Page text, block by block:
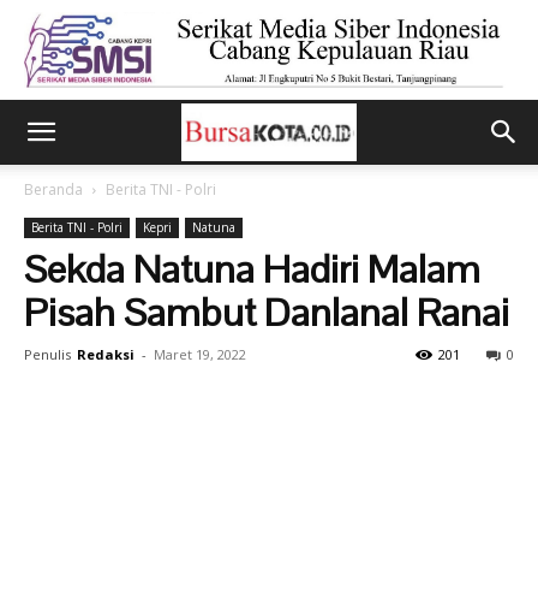
Beranda Berita TNI - Polri
Berita TNI - Polri Kepri Natuna
Sekda Natuna Hadiri Malam
Pisah Sambut Danlanal Ranai
Penulis Redaksi - Maret 19, 2022 0
201